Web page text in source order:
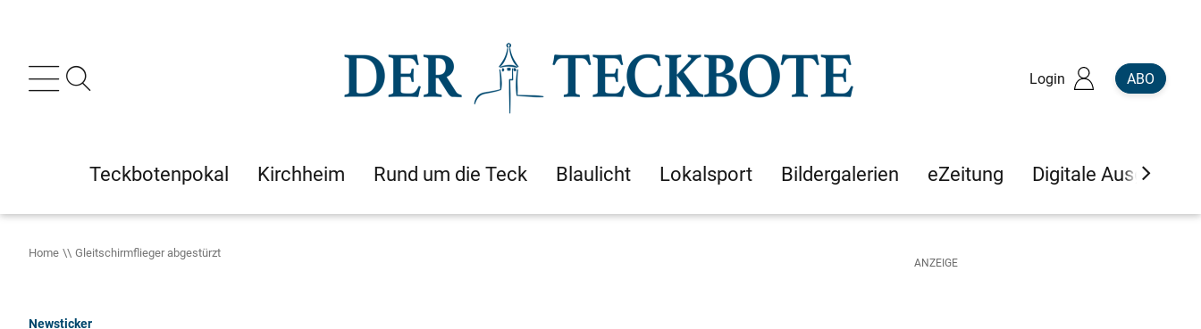
Login ABO
Teckbotenpokal Kirchheim Rund um die Teck Blaulicht Lokalsport Bildergalerien eZeitung Digitale Ausgaben
Home Gleitschirmflieger abgestürzt
Newsticker